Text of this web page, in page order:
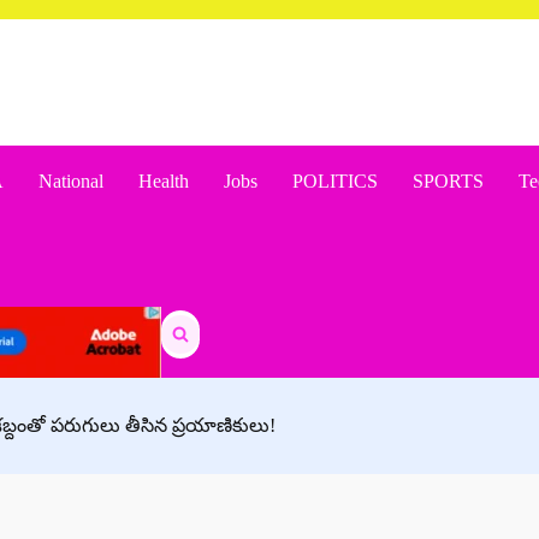
National Health Jobs POLITICS SPORTS
Search
for:
పరుగులు తీసిన ప్రయాణికులు!